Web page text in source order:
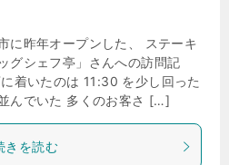
に昨年オープンした、 ステーキ
グシェフ亭」さんへの訪問記
着いたのは 11:30 を少し回った
んでいた 多くのお客さ […]
きを読む